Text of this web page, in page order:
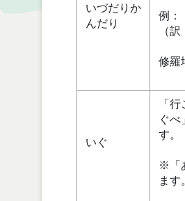
いづだりか
んだり
例：
（
修羅
いぐ
「
ぐべ
す。
※「
ます